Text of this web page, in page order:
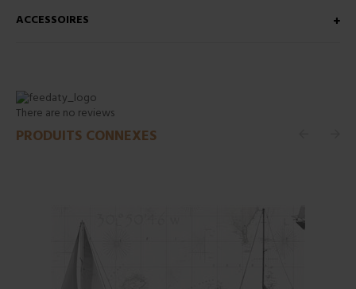
ACCESSOIRES
There are no reviews
PRODUITS CONNEXES